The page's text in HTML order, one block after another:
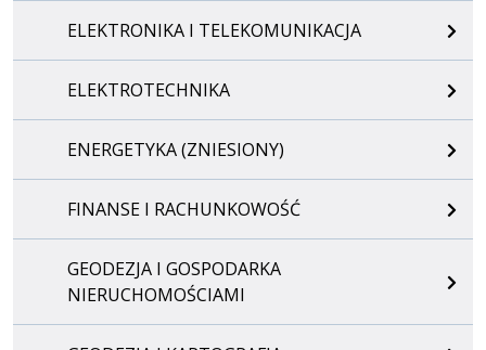
ELEKTRONIKA I TELEKOMUNIKACJA
ELEKTROTECHNIKA
ENERGETYKA (ZNIESIONY)
FINANSE I RACHUNKOWOŚĆ
GEODEZJA I GOSPODARKA
NIERUCHOMOŚCIAMI